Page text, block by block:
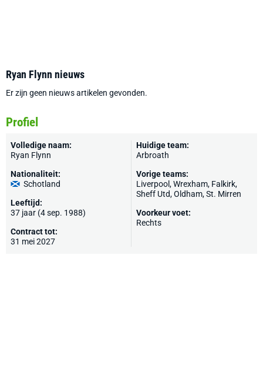
Ryan Flynn nieuws
Er zijn geen nieuws artikelen gevonden.
Profiel
Volledige naam:
Ryan Flynn
Nationaliteit:
Schotland
Leeftijd:
37 jaar (4 sep. 1988)
Contract tot:
31 mei 2027
Huidige team:
Arbroath
Vorige teams:
Liverpool,Wrexham, Falkirk,
Sheff Utd,Oldham,St. Mirren
Voorkeur voet:
Rechts